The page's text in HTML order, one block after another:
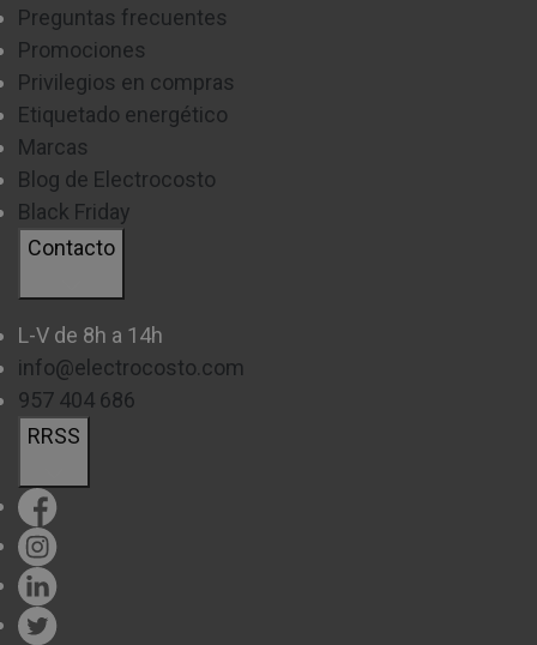
Preguntas frecuentes
Promociones
Privilegios en compras
Etiquetado energético
Marcas
Blog de Electrocosto
Black Friday
Contacto
L-V de 8h a 14h
info@electrocosto.com
957 404 686
RRSS